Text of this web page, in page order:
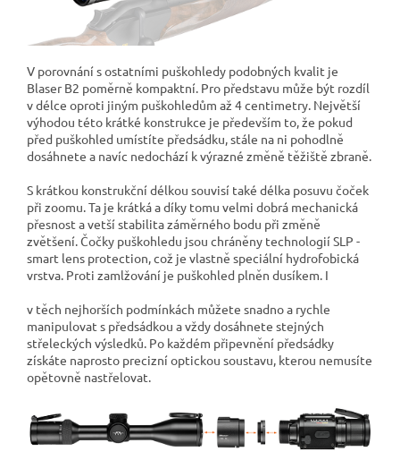
V porovnání s ostatními puškohledy podobných kvalit je
Blaser B2 poměrně kompaktní. Pro představu může být rozdíl
v délce oproti jiným puškohledům až 4 centimetry. Největší
výhodou této krátké konstrukce je především to, že pokud
před puškohled umístíte předsádku, stále na ni pohodlně
dosáhnete a navíc nedochází k výrazné změně těžiště zbraně.
S krátkou konstrukční délkou souvisí také délka posuvu čoček
při zoomu. Ta je krátká a díky tomu velmi dobrá mechanická
přesnost a vetší stabilita záměrného bodu při změně
zvětšení. Čočky puškohledu jsou chráněny technologií SLP -
smart lens protection, což je vlastně speciální hydrofobická
vrstva. Proti zamlžování je puškohled plněn dusíkem. I
v těch nejhorších podmínkách můžete snadno a rychle
manipulovat s předsádkou a vždy dosáhnete stejných
střeleckých výsledků. Po každém připevnění předsádky
získáte naprosto precizní optickou soustavu, kterou nemusíte
opětovně nastřelovat.